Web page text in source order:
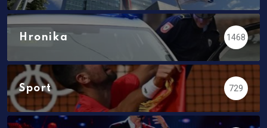
Hronika 1468
Sport 729